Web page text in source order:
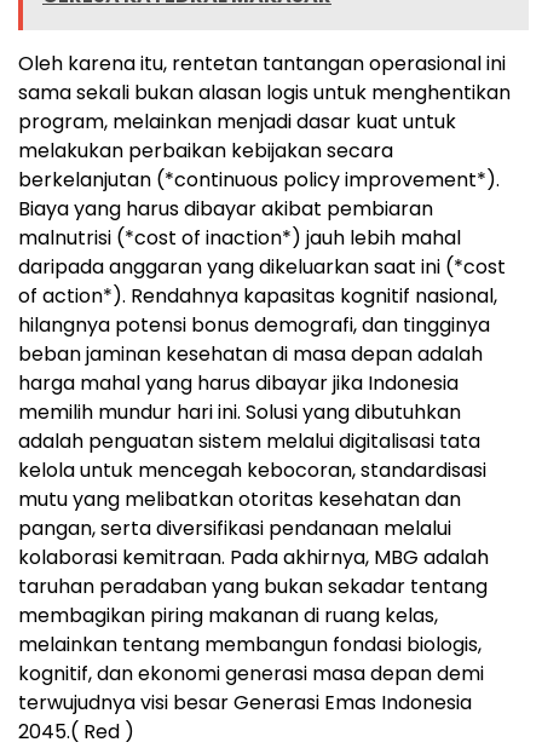
Oleh karena itu, rentetan tantangan operasional ini
sama sekali bukan alasan logis untuk menghentikan
program, melainkan menjadi dasar kuat untuk
melakukan perbaikan kebijakan secara
berkelanjutan (*continuous policy improvement*).
Biaya yang harus dibayar akibat pembiaran
malnutrisi (*cost of inaction*) jauh lebih mahal
daripada anggaran yang dikeluarkan saat ini (*cost
of action*). Rendahnya kapasitas kognitif nasional,
hilangnya potensi bonus demografi, dan tingginya
beban jaminan kesehatan di masa depan adalah
harga mahal yang harus dibayar jika Indonesia
memilih mundur hari ini. Solusi yang dibutuhkan
adalah penguatan sistem melalui digitalisasi tata
kelola untuk mencegah kebocoran, standardisasi
mutu yang melibatkan otoritas kesehatan dan
pangan, serta diversifikasi pendanaan melalui
kolaborasi kemitraan. Pada akhirnya, MBG adalah
taruhan peradaban yang bukan sekadar tentang
membagikan piring makanan di ruang kelas,
melainkan tentang membangun fondasi biologis,
kognitif, dan ekonomi generasi masa depan demi
terwujudnya visi besar Generasi Emas Indonesia
2045.( Red )